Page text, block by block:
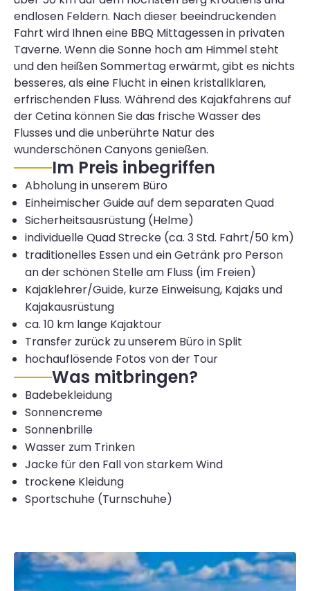
endlosen Feldern. Nach dieser beeindruckenden
Fahrt wird Ihnen eine BBQ Mittagessen in privaten
Taverne. Wenn die Sonne hoch am Himmel steht
und den heißen Sommertag erwärmt, gibt es nichts
besseres, als eine Flucht in einen kristallklaren,
erfrischenden Fluss. Während des Kajakfahrens auf
der Cetina können Sie das frische Wasser des
Flusses und die unberührte Natur des
wunderschönen Canyons genießen.
Im Preis inbegriffen
Abholung in unserem Büro
Einheimischer Guide auf dem separaten Quad
Sicherheitsausrüstung (Helme)
individuelle Quad Strecke (ca. 3 Std. Fahrt/50 km)
traditionelles Essen und ein Getränk pro Person
an der schönen Stelle am Fluss (im Freien)
Kajaklehrer/Guide, kurze Einweisung, Kajaks und
Kajakausrüstung
ca. 10 km lange Kajaktour
Transfer zurück zu unserem Büro in Split
hochauflösende Fotos von der Tour
Was mitbringen?
Badebekleidung
Sonnencreme
Sonnenbrille
Wasser zum Trinken
Jacke für den Fall von starkem Wind
trockene Kleidung
Sportschuhe (Turnschuhe)